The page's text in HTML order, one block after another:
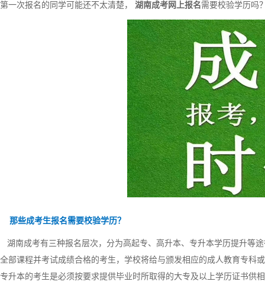
第一次报名的同学可能还不太清楚， 湖南成考网上报名需要校验学历吗
那些成考生报名需要校验学历？
湖南成考有三种报名层次，分为高起专、高升本、专升本学历提升等
全部课程并考试成绩合格的考生，学校将给与颁发相应的成人教育专科
专升本的考生是必须按要求提供毕业时所取得的大专及以上学历证书供